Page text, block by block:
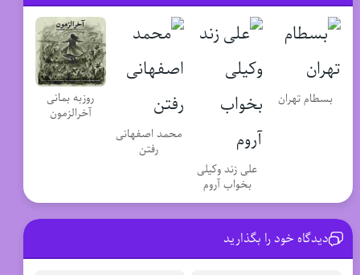
بسطام تهران
علی زند وکیلی
بخواب آروم
محمد اصفهانی
رفتن
روزبه بمانی
آخرالزمون
دیدگاه خود را بگذارید